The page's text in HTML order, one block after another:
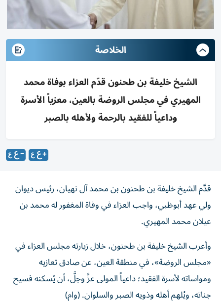
الخلاصة
الشيخ خليفة بن طحنون قدّم العزاء بوفاة محمد
المهيري في مجلس الروضة بالعين، معزياً الأسرة
وداعياً للفقيد بالرحمة ولأهله بالصبر
قدَّم الشيخ خليفة بن طحنون بن محمد آل نهيان، رئيس ديوان
ولي عهد أبوظبي، واجب العزاء في وفاة المغفور له محمد بن
عيلان محمد المهيري.
وأعرب الشيخ خليفة بن طحنون، خلال زيارته مجلس العزاء في
«مجلس الروضة»، في منطقة العين، عن صادق تعازيه
ومواساته لأسرة الفقيد؛ داعياً المولى عزَّ وجلَّ، أن يُسكنه فسيح
جناته، ويُلهم أهله وذويه الصبر والسلوان. (وام)